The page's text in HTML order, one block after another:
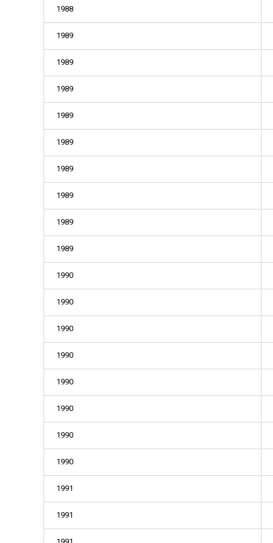
1988
1989
1989
1989
1989
1989
1989
1989
1989
1989
1990
1990
1990
1990
1990
1990
1990
1990
1991
1991
1991